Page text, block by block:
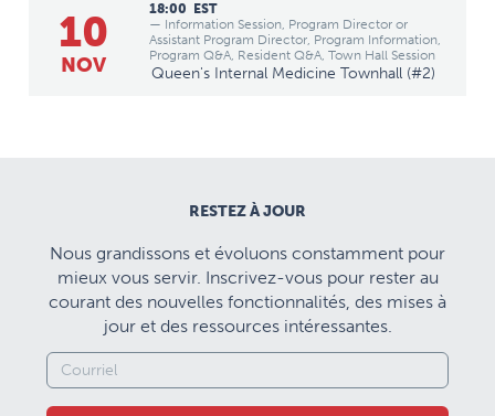
10
NOV
18:00
EST
— Information Session, Program Director or
Assistant Program Director, Program Information,
Program Q&A, Resident Q&A, Town Hall Session
Queen's Internal Medicine Townhall (#2)
RESTEZ À JOUR
Nous grandissons et évoluons constamment pour
mieux vous servir. Inscrivez-vous pour rester au
courant des nouvelles fonctionnalités, des mises à
jour et des ressources intéressantes.